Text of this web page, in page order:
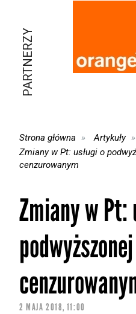
PARTNERZY
Strona główna
Artykuły
Zmiany w Pt: usługi o
cenzurowanym
Zmiany w Pt:
2 MAJA 2018, 11:00